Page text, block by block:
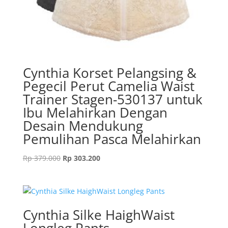
Cynthia Korset Pelangsing &
Pegecil Perut Camelia Waist
Trainer Stagen-530137 untuk
Ibu Melahirkan Dengan
Desain Mendukung
Pemulihan Pasca Melahirkan
Rp379.000 Original
Rp 379.000.
Rp303.200Current
Rp 303.200.
Cynthia Silke HaighWaist